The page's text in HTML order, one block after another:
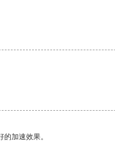
加速效果。